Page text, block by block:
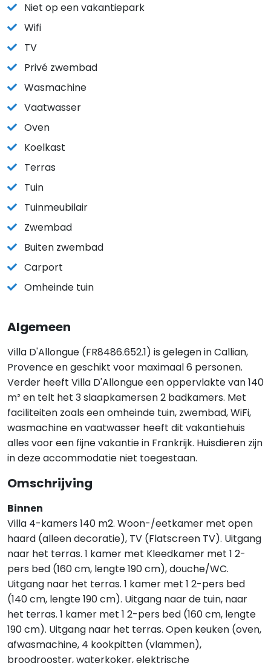
Niet op een vakantiepark
Wifi
TV
Privé zwembad
Wasmachine
Vaatwasser
Oven
Koelkast
Terras
Tuin
Tuinmeubilair
Zwembad
Buiten zwembad
Carport
Omheinde tuin
Algemeen
Villa D'Allongue (FR8486.652.1) is gelegen in Callian,
Provence en geschikt voor maximaal 6 personen.
Verder heeft Villa D'Allongue een oppervlakte van 140
m² en telt het 3 slaapkamersen 2 badkamers. Met
faciliteiten zoals een omheinde tuin, zwembad, WiFi,
wasmachine en vaatwasser heeft dit vakantiehuis
alles voor een fijne vakantie in Frankrijk. Huisdieren zijn
in deze accommodatie niet toegestaan.
Omschrijving
Binnen
Villa 4-kamers 140 m2. Woon-/eetkamer met open
haard (alleen decoratie), TV (Flatscreen TV). Uitgang
naar het terras. 1 kamer met Kleedkamer met 1 2-
pers bed (160 cm, lengte 190 cm), douche/WC.
Uitgang naar het terras. 1 kamer met 1 2-pers bed
(140 cm, lengte 190 cm). Uitgang naar de tuin, naar
het terras. 1 kamer met 1 2-pers bed (160 cm, lengte
190 cm). Uitgang naar het terras. Open keuken (oven,
afwasmachine, 4 kookpitten (vlammen),
broodrooster, waterkoker, elektrische